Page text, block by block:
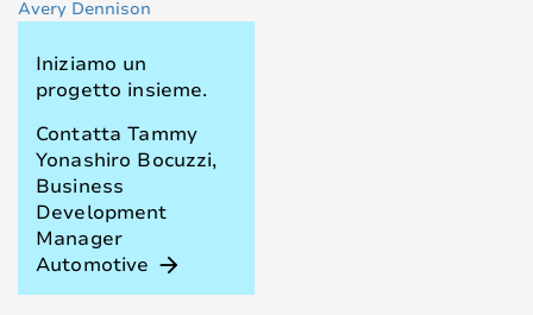
Iniziamo un
progetto insieme.
Contatta Tammy
Yonashiro Bocuzzi,
Business
Development
Manager
Automotive arrow_forward